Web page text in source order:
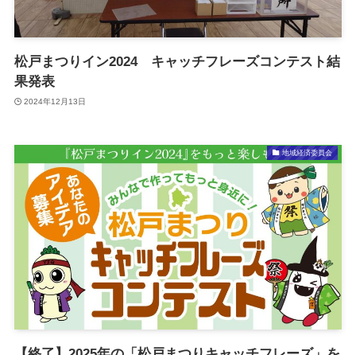
松戸まつりイン2024 キャッチフレーズコンテスト結
果発表
2024年12月13日
地域経済委員会